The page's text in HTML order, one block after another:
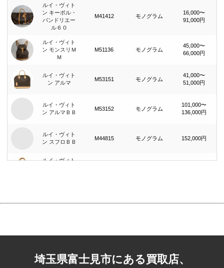
ルイ・ヴィト
ン キーポル・
バンドリエー
ル６０
M41412 モノグラム
16,000〜
91,000円
ルイ・ヴィト
ン モンスリＭ
Ｍ
M51136 モノグラム
45,000〜
66,000円
ルイ・ヴィト
ン アルマ
M53151 モノグラム
41,000〜
51,000円
ルイ・ヴィト
ン アルマＢＢ
M53152 モノグラム
101,000〜
136,000円
ルイ・ヴィト
ン スフロＢＢ
M44815 モノグラム 152,000円
ルイ・ヴィト
３０
ン プチ・バ
ケット
M42238 モノグラム
埼玉県富士見市にある買取店、